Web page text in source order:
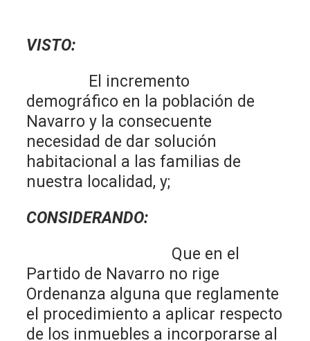
VISTO:
El incremento
demográfico en la población de
Navarro y la consecuente
necesidad de dar solución
habitacional a las familias de
nuestra localidad, y;
CONSIDERANDO:
Que en el
Partido de Navarro no rige
Ordenanza alguna que reglamente
el procedimiento a aplicar respecto
de los inmuebles a incorporarse al